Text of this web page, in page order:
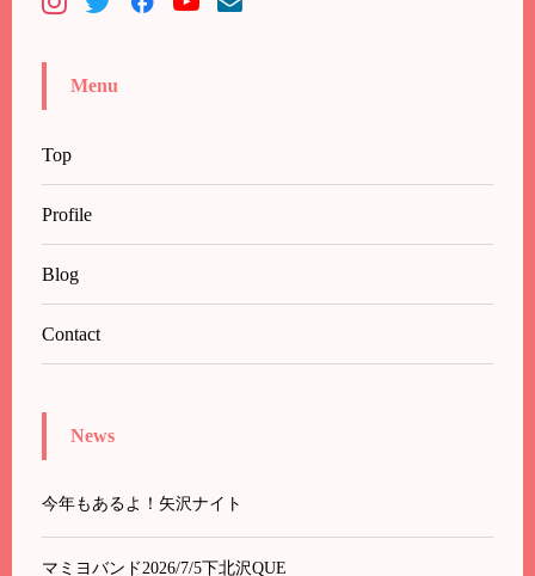
Menu
Top
Profile
Blog
Contact
News
今年もあるよ！矢沢ナイト
マミヨバンド2026/7/5下北沢QUE